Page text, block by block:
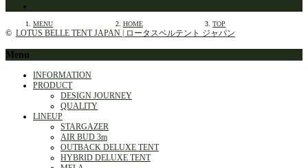
MENU HOME TOP
© LOTUS BELLE TENT JAPAN | ロータスベルテント ジャパン
Menu
INFORMATION
PRODUCT
DESIGN JOURNEY
QUALITY
LINEUP
STARGAZER
AIR BUD 3m
OUTBACK DELUXE TENT
HYBRID DELUXE TENT